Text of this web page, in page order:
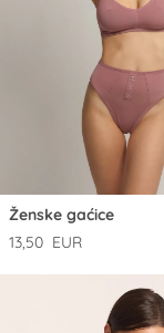
Ženske gaćice
13,50 EUR